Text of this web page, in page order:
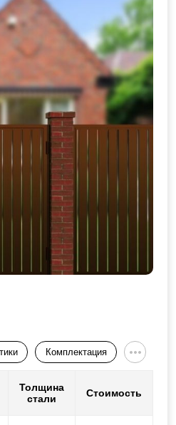
Комплектация
Толщина
стали
Стоимость